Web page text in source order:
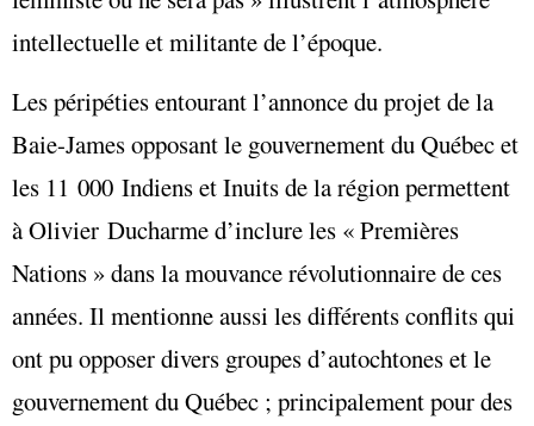
intellectuelle et militante de l’époque.
Les péripéties entourant l’annonce du projet de la
Baie-James opposant le gouvernement du Québec et
les 11 000 Indiens et Inuits de la région permettent
à Olivier Ducharme d’inclure les « Premières
Nations » dans la mouvance révolutionnaire de ces
années. Il mentionne aussi les différents conflits qui
ont pu opposer divers groupes d’autochtones et le
gouvernement du Québec ; principalement pour des